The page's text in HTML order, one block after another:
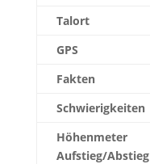
Talort
GPS
Fakten
Schwierigkeiten
Höhenmeter
Aufstieg/Abstieg